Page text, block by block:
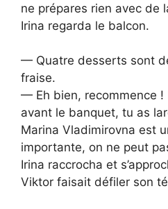
ne prépares rien avec de
Irina regarda le balcon.
— Quatre desserts sont
fraise.
— Eh bien, recommence !
avant le banquet, tu as
Marina Vladimirovna est
importante, on ne peut
Irina raccrocha et
Viktor faisait défiler son